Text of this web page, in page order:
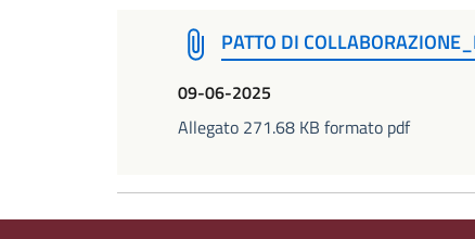
PATTO DI
09-06-2025
Allegato 271.68 KB formato pdf